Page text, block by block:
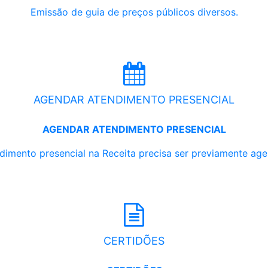
Emissão de guia de preços públicos diversos.
AGENDAR ATENDIMENTO PRESENCIAL
AGENDAR ATENDIMENTO PRESENCIAL
presencial na Receita precisa ser previamente
CERTIDÕES